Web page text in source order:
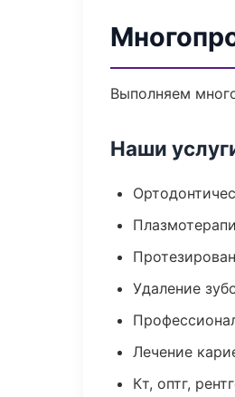
Выполняем
Наши
Удаление
Лечение
Кт, оптг,